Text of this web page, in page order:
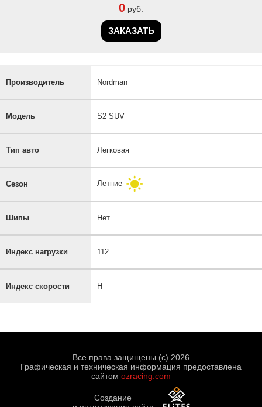
0 руб.
ЗАКАЗАТЬ
Производитель Nordman
Модель S2 SUV
Тип авто Легковая
Сезон Летние
Шипы Нет
Индекс нагрузки 112
Индекс скорости H
Все права защищены (с) 2026
Графическая и техническая информация предоставлена
сайтом ozracing.com
Создание